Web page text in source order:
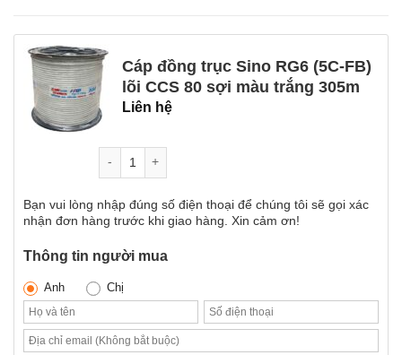
Cáp đồng trục Sino RG6 (5C-FB)
lõi CCS 80 sợi màu trắng 305m
Liên hệ
Bạn vui lòng nhập đúng số điện thoại để chúng tôi sẽ gọi xác
nhận đơn hàng trước khi giao hàng. Xin cảm ơn!
Thông tin người mua
Anh Chị